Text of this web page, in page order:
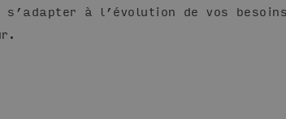
à l’évolution de vos